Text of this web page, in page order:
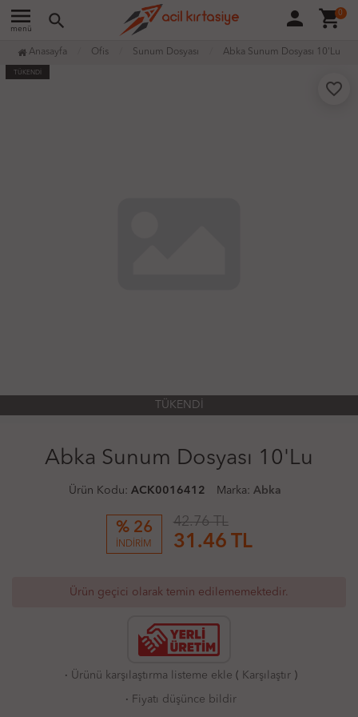
menu
menü search person shopping_cart
0
Anasayfa Ofis Sunum Dosyası Abka Sunum Dosyası 10'Lu
TÜKENDİ
favorite_border
TÜKENDİ
Abka Sunum Dosyası 10'Lu
Ürün Kodu: ACK0016412 Marka: Abka
% 26
İNDİRİM
42.76 TL
31.46 TL
Ürün geçici olarak temin edilememektedir.
· Ürünü karşılaştırma listeme ekle ( Karşılaştır)
· Fiyatı düşünce bildir